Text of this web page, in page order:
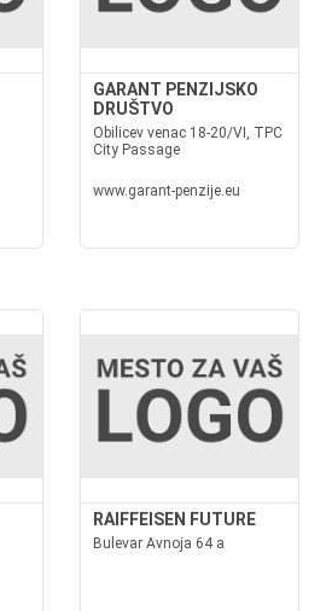
GARANT PENZIJSKO
DRUŠTVO
Obilicev venac 18-20/VI, TPC
City Passage
www.garant-penzije.eu
RAIFFEISEN FUTURE
Bulevar Avnoja 64 a